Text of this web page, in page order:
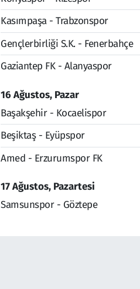
Kasımpaşa - Trabzonspor
Gençlerbirliği S.K. - Fenerbahçe
Gaziantep FK - Alanyaspor
16 Ağustos, Pazar
Başakşehir - Kocaelispor
Beşiktaş - Eyüpspor
Amed - Erzurumspor FK
17 Ağustos, Pazartesi
Samsunspor - Göztepe